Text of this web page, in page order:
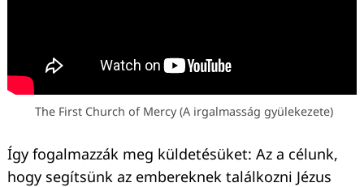
The First Church of Mercy (A irgalmasság gyülekezete)
Így fogalmazzák meg küldetésüket: Az a célunk,
hogy segítsünk az embereknek találkozni Jézus